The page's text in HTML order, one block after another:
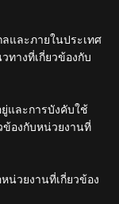
และภายในประเทศ
ทางที่เกี่ยวข้องกับ
และการบังคับใช้
ข้องกับหน่วยงานที่
น่วยงานที่เกี่ยวข้อง